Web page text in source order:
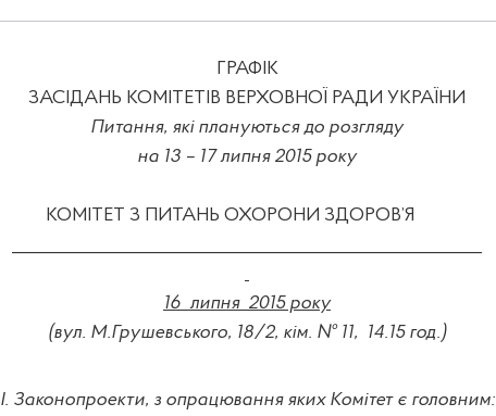
ГРАФІК
ЗАСІДАНЬ КОМІТЕТІВ ВЕРХОВНОЇ РАДИ УКРАЇНИ
Питання, які плануються до розгляду
на 13 – 17липня 2015 року
КОМІТЕТ З ПИТАНЬ ОХОРОНИ ЗДОРОВ’Я
16 липня 2015 року
(вул. М.Грушевського, 18/2, кім. № 11, 14.15 год.)
І. Законопроекти, з опрацювання яких Комітет є головним: